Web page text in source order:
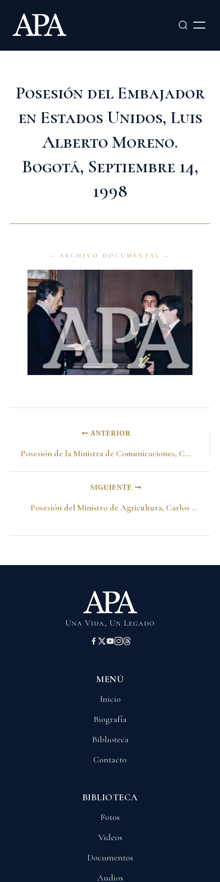
contenido
Posesión del Embajador
en Estados Unidos, Luis
Alberto Moreno.
Bogotá, Septiembre 14,
1998
ANTERIOR
Posesión de la Ministra de Comunicaciones, Claudia de Francisco. Bogotá, Agosto 7, 1998
SIGUIENTE
Posesión del Ministro de Agricultura, Carlos Murgas. Bogotá, Agosto 7, 1998
Una Vida, Un Legado
MENÚ
Inicio
Biografía
Biblioteca
Contacto
BIBLIOTECA
Fotos
Videos
Documentos
Audios